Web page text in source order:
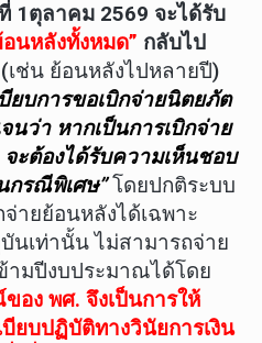
1ตุลาคม 2569 จะได้รับ
อนหลังทั้งหมด” กลับไป
(เช่น ย้อนหลังไปหลายปี)
บียบการขอเบิกจ่ายนิตยภัต
นว่า หากเป็นการเบิกจ่าย
ะต้องได้รับความเห็นชอบ
กรณีพิเศษ”โดยปกติระบบ
ายย้อนหลังได้เฉพาะ
นเท่านั้น ไม่สามารถจ่าย
ามปีงบประมาณได้โดย
อง พศ. จึงเป็นการให้
ยบปฏิบัติทางวินัยการเงิน